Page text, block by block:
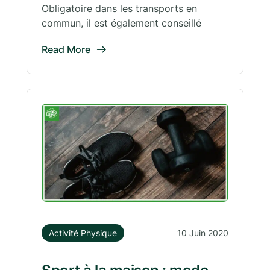
Obligatoire dans les transports en
commun, il est également conseillé
Read More
Activité Physique 10 Juin 2020